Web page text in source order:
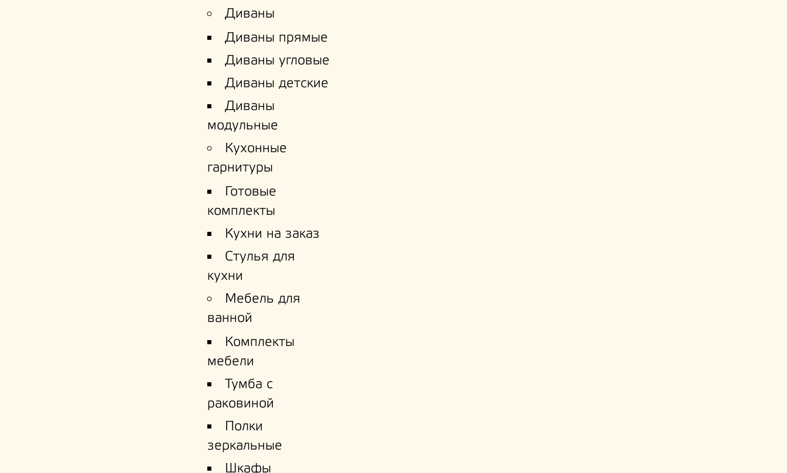
Диваны
Диваны прямые
Диваны угловые
Диваны детские
Диваны
модульные
Кухонные
гарнитуры
Готовые
комплекты
Кухни на заказ
Стулья для
кухни
Мебель для
ванной
Комплекты
мебели
Тумба с
раковиной
Полки
зеркальные
Шкафы